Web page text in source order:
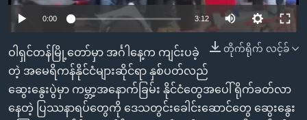
ကျော်
ကြည့်
ရှာဖွေ
နေရာ
ဘာသာစကားများ
0:00 3:12
တိုက်ရိုက် လင့်ခ်
ဝါရှင်တန်မြို့တော်မှာ အင်္ဂါနေ့က ကျင်းပခဲ့
တဲ့ အမေရိကန်နိုင်ငံများဆိုင်ရာ နှစ်ပတ်လည်
ဆွေးနွေးပွဲမှာ ကမ္ဘာ့အနောက်ခြမ်း နိုင်ငံတွေအပေါ် ရိုက်ခတ်လာ
နေတဲ့ ပြဿနာရပ်တွေကို ဒေသတွင်းခေါင်းဆောင်တွေ ဆွေးနွေး